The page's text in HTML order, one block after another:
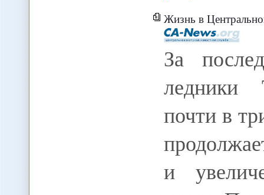
Жизнь в
За
ледники
почти в
и